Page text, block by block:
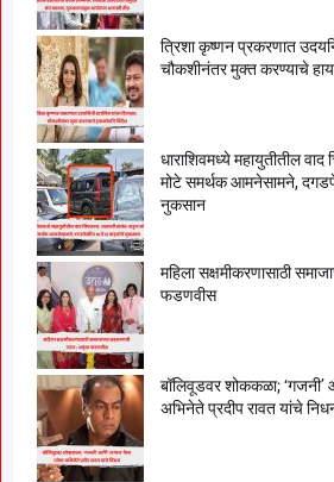
त्रिशा कृष्णन प्रकरणात
चौकशीनंतर मुक्त करण्याचे
धाराशिवमध्ये महायुतीतील
मोटे समर्थक आमनेसामने,
नुकसान
महिला सक्षमीकरणासाठी
फडणवीस
बॉलिवूडवर शोककळा; ‘गजनी’
अभिनेते प्रदीप रावत यांचे